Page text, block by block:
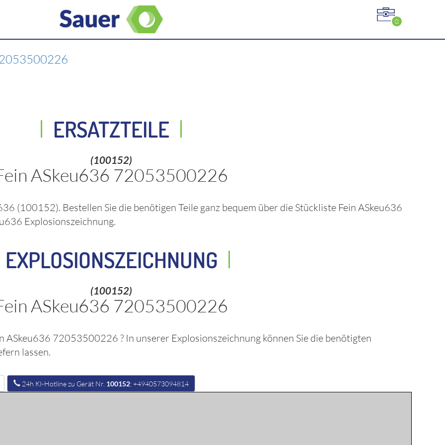
0
ERSATZTEILE
(100152)
ASkeu636 72053500226
(100152). Bestellen Sie die benötigen Teile ganz bequem über die Stückliste Fein ASkeu636
Explosionszeichnung.
EXPLOSIONSZEICHNUNG
(100152)
ASkeu636 72053500226
ASkeu636 72053500226? In unserer Explosionszeichnung können Sie die benötigten
lassen.
24h KI-Hotline zu Gerät Nr. 100152: +4940573094814